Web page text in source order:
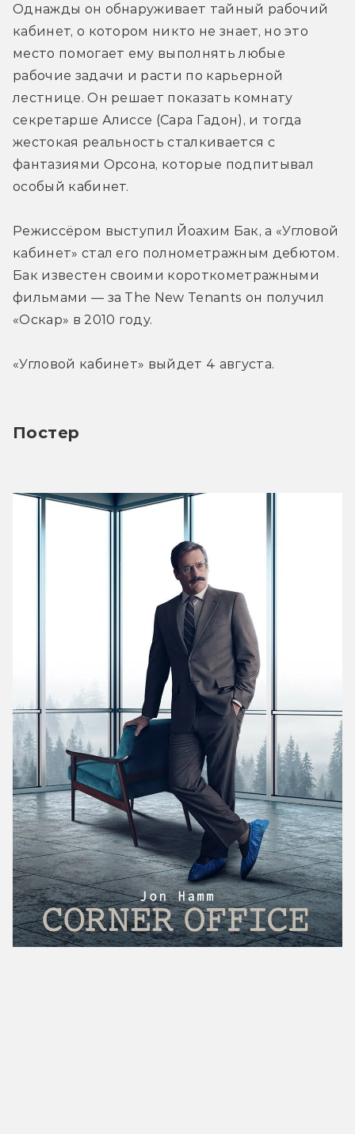
Однажды он обнаруживает тайный рабочий
кабинет, о котором никто не знает, но это
место помогает ему выполнять любые
рабочие задачи и расти по карьерной
лестнице. Он решает показать комнату
секретарше Алиссе (Сара Гадон), и тогда
жестокая реальность сталкивается с
фантазиями Орсона, которые подпитывал
особый кабинет.
Режиссёром выступил Йоахим Бак, а «Угловой
кабинет» стал его полнометражным дебютом.
Бак известен своими короткометражными
фильмами — за The New Tenants он получил
«Оскар» в 2010 году.
«Угловой кабинет» выйдет 4 августа.
Постер